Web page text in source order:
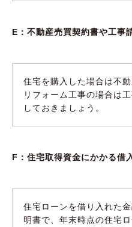
E：不動産売買契約書や工事
住宅を購入した場合は不
リフォーム工事の場合は
しておきましょう。
F：住宅取得資金にかかる借
住宅ローンを借り入れた
明書で、年末時点の住宅